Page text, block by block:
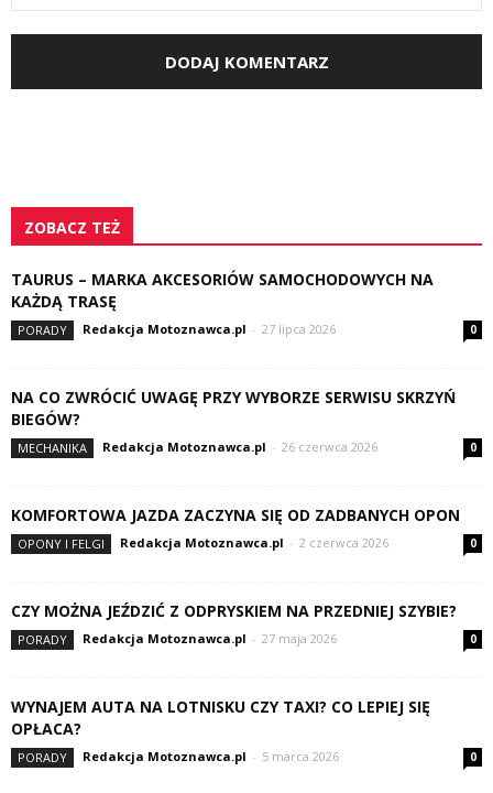
ZOBACZ TEŻ
TAURUS – MARKA AKCESORIÓW SAMOCHODOWYCH NA
KAŻDĄ TRASĘ
PORADY Redakcja Motoznawca.pl - 27 lipca 2026 0
NA CO ZWRÓCIĆ UWAGĘ PRZY WYBORZE SERWISU SKRZYŃ
BIEGÓW?
MECHANIKA Redakcja Motoznawca.pl - 26 czerwca 2026 0
KOMFORTOWA JAZDA ZACZYNA SIĘ OD ZADBANYCH OPON
OPONY I FELGI Redakcja Motoznawca.pl - 2 czerwca 2026 0
CZY MOŻNA JEŹDZIĆ Z ODPRYSKIEM NA PRZEDNIEJ SZYBIE?
PORADY Redakcja Motoznawca.pl - 27 maja 2026 0
WYNAJEM AUTA NA LOTNISKU CZY TAXI? CO LEPIEJ SIĘ
OPŁACA?
PORADY Redakcja Motoznawca.pl - 5 marca 2026 0